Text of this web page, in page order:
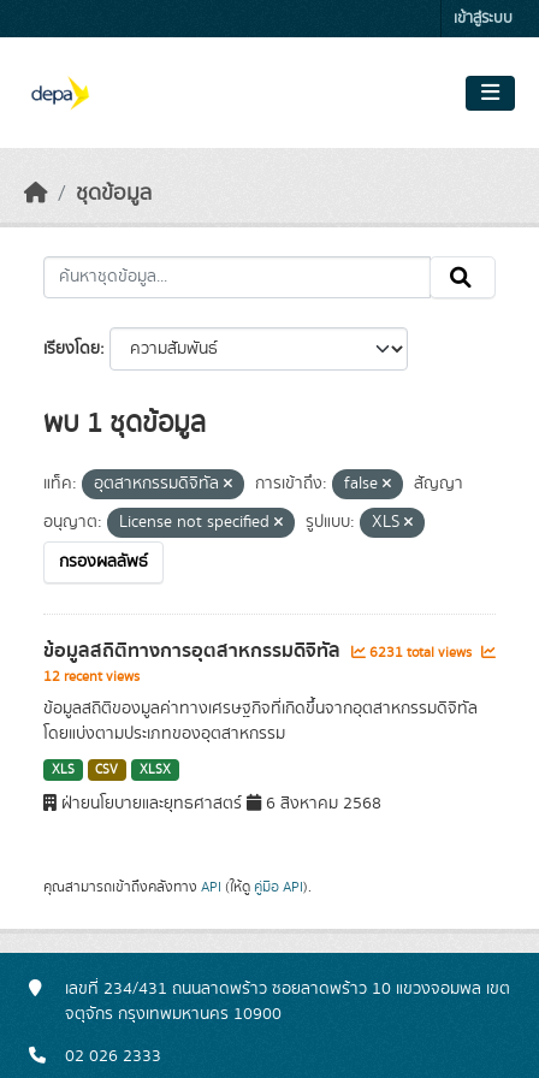
เข้าสู่ระบบ
ชุดข้อมูล
เรียงโดย
พบ 1 ชุดข้อมูล
แท็ค: อุตสาหกรรมดิจิทัล การเข้าถึง: false
สัญญา
อนุญาต:
License not specified รูปแบบ:
XLS
กรองผลลัพธ์
ข้อมูลสถิติทางการอุตสาหกรรมดิจิทัล
6231 total views
12 recent views
ข้อมูลสถิติของมูลค่าทางเศรษฐกิจที่เกิดขึ้นจากอุตสาหกรรมดิจิทัล
โดยแบ่งตามประเภทของอุตสาหกรรม
XLS CSV XLSX
ฝ่ายนโยบายและยุทธศาสตร์ 6 สิงหาคม 2568
คุณสามารถเข้าถึงคลังทาง API (ให้ดู คู่มือ API).
เลขที่ 234/431 ถนนลาดพร้าว ซอยลาดพร้าว 10 แขวงจอมพล เขต
จตุจักร กรุงเทพมหานคร 10900
02 026 2333